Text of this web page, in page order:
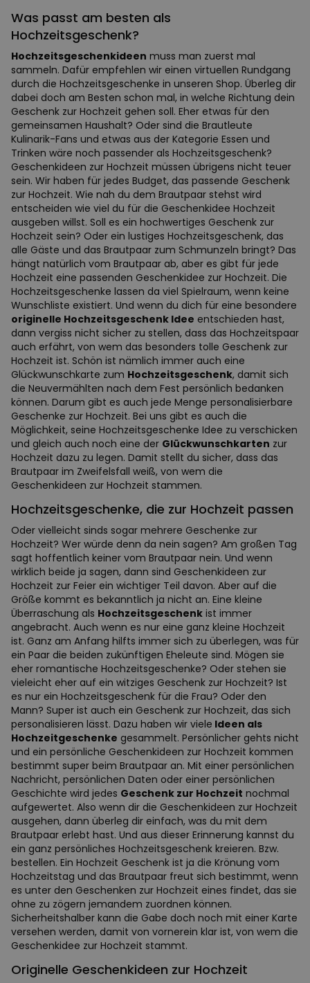
Was passt am besten als
Hochzeitsgeschenk?
Hochzeitsgeschenkideen muss man zuerst mal
sammeln. Dafür empfehlen wir einen virtuellen Rundgang
durch die Hochzeitsgeschenke in unseren Shop. Überleg dir
dabei doch am Besten schon mal, in welche Richtung dein
Geschenk zur Hochzeit gehen soll. Eher etwas für den
gemeinsamen Haushalt? Oder sind die Brautleute
Kulinarik-Fans und etwas aus der Kategorie Essen und
Trinken wäre noch passender als Hochzeitsgeschenk?
Geschenkideen zur Hochzeit müssen übrigens nicht teuer
sein. Wir haben für jedes Budget, das passende Geschenk
zur Hochzeit. Wie nah du dem Brautpaar stehst wird
entscheiden wie viel du für die Geschenkidee Hochzeit
ausgeben willst. Soll es ein hochwertiges Geschenk zur
Hochzeit sein? Oder ein lustiges Hochzeitsgeschenk, das
alle Gäste und das Brautpaar zum Schmunzeln bringt? Das
hängt natürlich vom Brautpaar ab, aber es gibt für jede
Hochzeit eine passenden Geschenkidee zur Hochzeit. Die
Hochzeitsgeschenke lassen da viel Spielraum, wenn keine
Wunschliste existiert. Und wenn du dich für eine besondere
originelle Hochzeitsgeschenk Idee entschieden hast,
dann vergiss nicht sicher zu stellen, dass das Hochzeitspaar
auch erfährt, von wem das besonders tolle Geschenk zur
Hochzeit ist. Schön ist nämlich immer auch eine
Glückwunschkarte zum Hochzeitsgeschenk, damit sich
die Neuvermählten nach dem Fest persönlich bedanken
können. Darum gibt es auch jede Menge personalisierbare
Geschenke zur Hochzeit. Bei uns gibt es auch die
Möglichkeit, seine Hochzeitsgeschenke Idee zu verschicken
und gleich auch noch eine der Glückwunschkarten zur
Hochzeit dazu zu legen. Damit stellt du sicher, dass das
Brautpaar im Zweifelsfall weiß, von wem die
Geschenkideen zur Hochzeit stammen.
Hochzeitsgeschenke, die zur Hochzeit passen
Oder vielleicht sinds sogar mehrere Geschenke zur
Hochzeit? Wer würde denn da nein sagen? Am großen Tag
sagt hoffentlich keiner vom Brautpaar nein. Und wenn
wirklich beide ja sagen, dann sind Geschenkideen zur
Hochzeit zur Feier ein wichtiger Teil davon. Aber auf die
Größe kommt es bekanntlich ja nicht an. Eine kleine
Überraschung als Hochzeitsgeschenk ist immer
angebracht. Auch wenn es nur eine ganz kleine Hochzeit
ist. Ganz am Anfang hilfts immer sich zu überlegen, was für
ein Paar die beiden zukünftigen Eheleute sind. Mögen sie
eher romantische Hochzeitsgeschenke? Oder stehen sie
vieleicht eher auf ein witziges Geschenk zur Hochzeit? Ist
es nur ein Hochzeitsgeschenk für die Frau? Oder den
Mann? Super ist auch ein Geschenk zur Hochzeit, das sich
personalisieren lässt. Dazu haben wir viele Ideen als
Hochzeitgeschenke gesammelt. Persönlicher gehts nicht
und ein persönliche Geschenkideen zur Hochzeit kommen
bestimmt super beim Brautpaar an. Mit einer persönlichen
Nachricht, persönlichen Daten oder einer persönlichen
Geschichte wird jedes Geschenk zur Hochzeit nochmal
aufgewertet. Also wenn dir die Geschenkideen zur Hochzeit
ausgehen, dann überleg dir einfach, was du mit dem
Brautpaar erlebt hast. Und aus dieser Erinnerung kannst du
ein ganz persönliches Hochzeitsgeschenk kreieren. Bzw.
bestellen. Ein Hochzeit Geschenk ist ja die Krönung vom
Hochzeitstag und das Brautpaar freut sich bestimmt, wenn
es unter den Geschenken zur Hochzeit eines findet, das sie
ohne zu zögern jemandem zuordnen können.
Sicherheitshalber kann die Gabe doch noch mit einer Karte
versehen werden, damit von vornerein klar ist, von wem die
Geschenkidee zur Hochzeit stammt.
Originelle Geschenkideen zur Hochzeit